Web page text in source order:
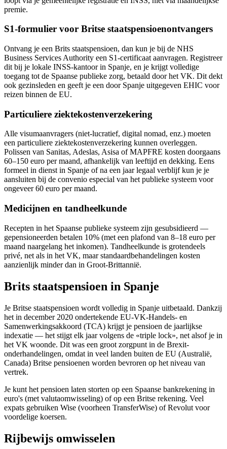
premie.
S1-formulier voor Britse staatspensioenontvangers
Ontvang je een Brits staatspensioen, dan kun je bij de NHS
Business Services Authority een S1-certificaat aanvragen. Registreer
dit bij je lokale INSS-kantoor in Spanje, en je krijgt volledige
toegang tot de Spaanse publieke zorg, betaald door het VK. Dit dekt
ook gezinsleden en geeft je een door Spanje uitgegeven EHIC voor
reizen binnen de EU.
Particuliere ziektekostenverzekering
Alle visumaanvragers (niet-lucratief, digital nomad, enz.) moeten
een particuliere ziektekostenverzekering kunnen overleggen.
Polissen van Sanitas, Adeslas, Asisa of MAPFRE kosten doorgaans
60–150 euro per maand, afhankelijk van leeftijd en dekking. Eens
formeel in dienst in Spanje of na een jaar legaal verblijf kun je je
aansluiten bij de convenio especial van het publieke systeem voor
ongeveer 60 euro per maand.
Medicijnen en tandheelkunde
Recepten in het Spaanse publieke systeem zijn gesubsidieerd —
gepensioneerden betalen 10% (met een plafond van 8–18 euro per
maand naargelang het inkomen). Tandheelkunde is grotendeels
privé, net als in het VK, maar standaardbehandelingen kosten
aanzienlijk minder dan in Groot-Brittannië.
Brits staatspensioen in Spanje
Je Britse staatspensioen wordt volledig in Spanje uitbetaald. Dankzij
het in december 2020 ondertekende EU-VK-Handels- en
Samenwerkingsakkoord (TCA) krijgt je pensioen de jaarlijkse
indexatie — het stijgt elk jaar volgens de «triple lock», net alsof je in
het VK woonde. Dit was een groot zorgpunt in de Brexit-
onderhandelingen, omdat in veel landen buiten de EU (Australië,
Canada) Britse pensioenen worden bevroren op het niveau van
vertrek.
Je kunt het pensioen laten storten op een Spaanse bankrekening in
euro's (met valutaomwisseling) of op een Britse rekening. Veel
expats gebruiken Wise (voorheen TransferWise) of Revolut voor
voordelige koersen.
Rijbewijs omwisselen